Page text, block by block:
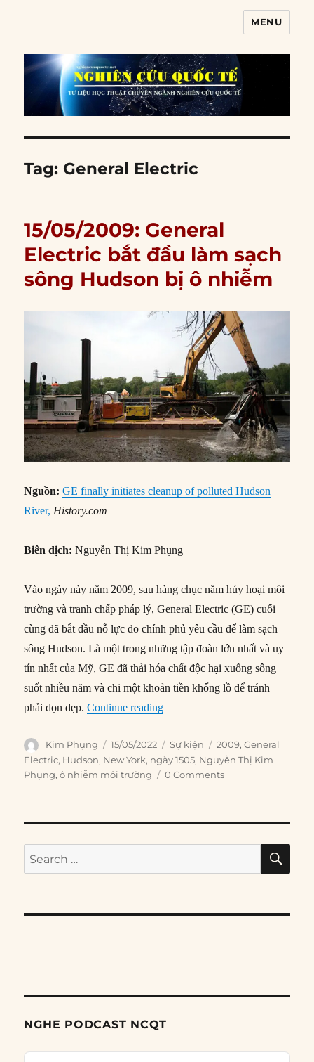
MENU
Tag: General Electric
15/05/2009: General
Electric bắt đầu làm sạch
sông Hudson bị ô nhiễm
Nguồn:GE finally initiates cleanup of polluted Hudson
River, History.com
Biên dịch: Nguyễn Thị Kim Phụng
Vào ngày này năm 2009, sau hàng chục năm hủy hoại môi
trường và tranh chấp pháp lý, General Electric (GE) cuối
cùng đã bắt đầu nỗ lực do chính phủ yêu cầu để làm sạch
sông Hudson. Là một trong những tập đoàn lớn nhất và uy
tín nhất của Mỹ, GE đã thải hóa chất độc hại xuống sông
suốt nhiều năm và chi một khoản tiền khổng lồ để tránh
phải dọn dẹp.Continue reading“15/05/2009: General Electric
Author
Kim Phụng
Posted
on
15/05/2022 Categories
Sự kiện Tags
2009,General
Electric, Hudson, New York, ngày 1505, Nguyễn Thị Kim
Phụng,ô nhiễm môi trường 0 Comments
Search
for:
NGHE PODCAST NCQT
Audio